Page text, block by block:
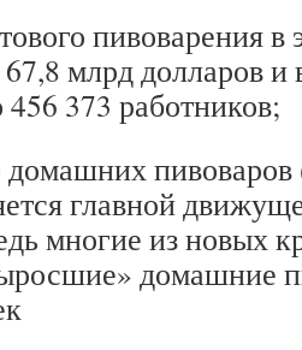
пивоварения
млрд долларов и
456 373 работников;
главной
многие из новых
домашние